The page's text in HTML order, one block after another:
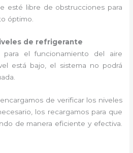
esté libre de obstrucciones para
óptimo.
de refrigerante
para el funcionamiento del aire
está bajo, el sistema no podrá
de verificar los niveles
los recargamos para que
de manera eficiente y efectiva.